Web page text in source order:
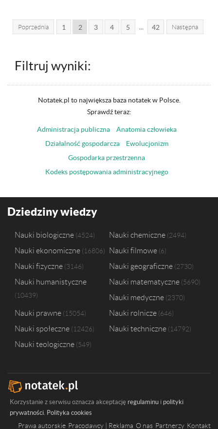
Poprzednia 1 2 3 4 5 42 Następna
Filtruj wyniki:
Notatek.pl to największa baza notatek w Polsce.
Sprawdź teraz:
Administracja publiczna
Anatomia człowieka
Działalność gospodarcza
Ewolucjonizm
Gospodarka przestrzenna
Kodeks postępowania administracyjnego
Dziedziny wiedzy
Nauki biologiczne 4524 Nauki chemiczne 2494
Nauki ekonomiczne 16806 Nauki filmowe 6
Nauki fizyczne 3146 Nauki geograficzne 2730
Nauki humanistyczne
10439
Nauki matematyczne 5690
Nauki medyczne 2370
Nauki prawne 15054 Nauki rolnicze 646
Nauki społeczne 12426 Nauki techniczne 14792
Nauki teologiczne 549
Korzystanie z serwisu oznacza akceptację regulaminu i polityki
prywatności. Polityka cookies
Prawa autorskie Pracodawcy | Reklama O nas Partnerzy Kontakt